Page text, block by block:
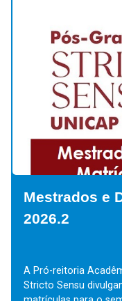
Mestrados e
2026.2
A Pró-reitoria
Stricto Sensu